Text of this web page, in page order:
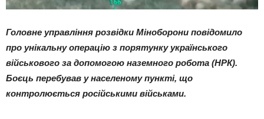
Головне управління розвідки Міноборони повідомило
про унікальну операцію з порятунку українського
військового за допомогою наземного робота (НРК).
Боєць перебував у населеному пункті, що
контролюється російськими військами.